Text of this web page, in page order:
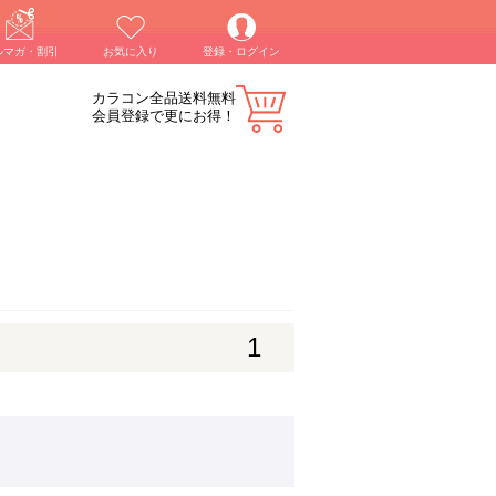
マガ・割引 お気に入り 登録・ログイン
カラコン全品送料無料
会員登録で更にお得！
1